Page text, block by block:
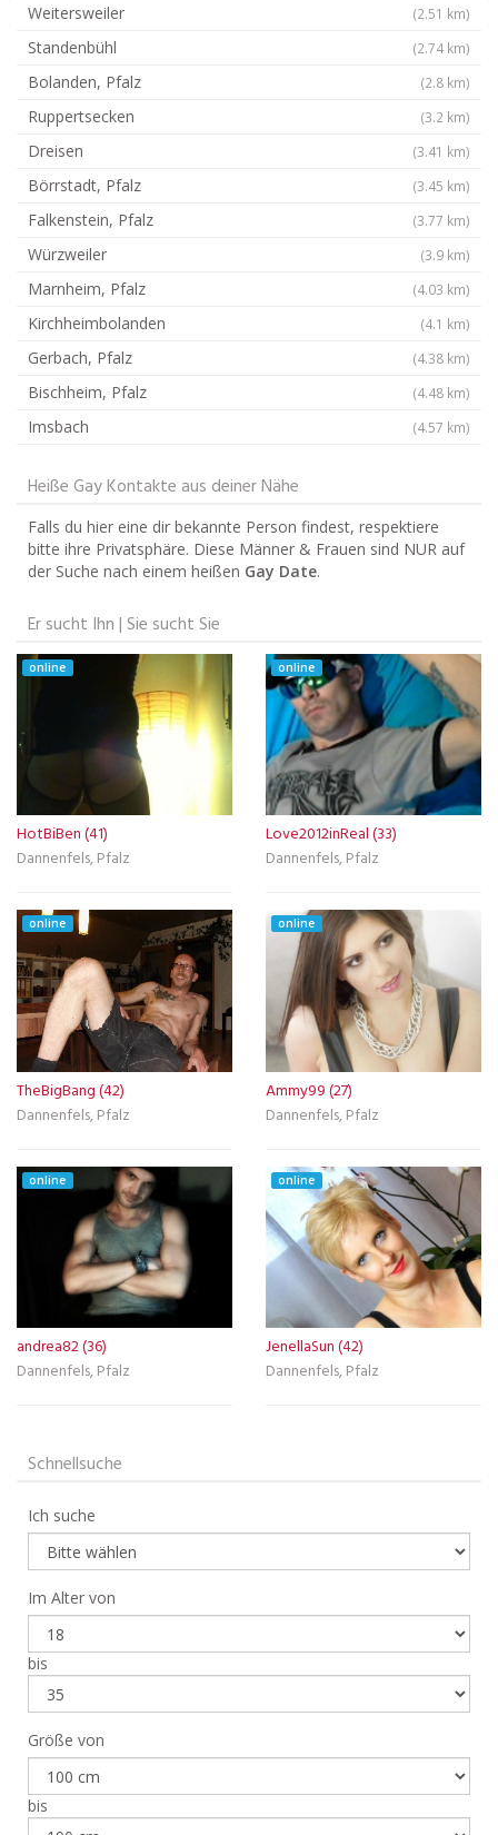
Weitersweiler (2.51 km)
Standenbühl (2.74 km)
Bolanden, Pfalz (2.8 km)
Ruppertsecken (3.2 km)
Dreisen (3.41 km)
Börrstadt, Pfalz (3.45 km)
Falkenstein, Pfalz (3.77 km)
Würzweiler (3.9 km)
Marnheim, Pfalz (4.03 km)
Kirchheimbolanden (4.1 km)
Gerbach, Pfalz (4.38 km)
Bischheim, Pfalz (4.48 km)
Imsbach (4.57 km)
Heiße Gay Kontakte aus deiner Nähe
Falls du hier eine dir bekannte Person findest, respektiere
bitte ihre Privatsphäre. Diese Männer & Frauen sind NUR auf
der Suche nach einem heißen Gay Date.
Er sucht Ihn | Sie sucht Sie
online
HotBiBen (41)
Dannenfels, Pfalz
online
Love2012inReal (33)
Dannenfels, Pfalz
online
TheBigBang (42)
Dannenfels, Pfalz
online
Ammy99 (27)
Dannenfels, Pfalz
online
andrea82 (36)
Dannenfels, Pfalz
online
JenellaSun (42)
Dannenfels, Pfalz
Schnellsuche
Ich suche
Im Alter von
bis
Größe von
bis